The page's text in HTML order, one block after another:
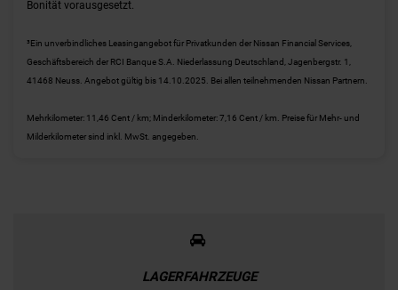
Bonität vorausgesetzt.
³Ein unverbindliches Leasingangebot für Privatkunden der Nissan Financial Services,
Geschäftsbereich der RCI Banque S.A. Niederlassung Deutschland, Jagenbergstr. 1,
41468 Neuss. Angebot gültig bis 14.10.2025. Bei allen teilnehmenden Nissan Partnern.
Mehrkilometer: 11,46 Cent / km; Minderkilometer: 7,16 Cent / km. Preise für Mehr- und
Milderkilometer sind inkl. MwSt. angegeben.
LAGERFAHRZEUGE